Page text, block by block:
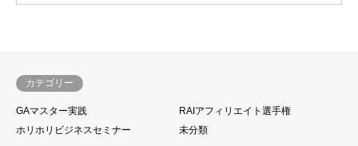
カテゴリー
GAマスター実践
RAIアフィリエイト選手権
ホリホリビジネスセミナー
未分類